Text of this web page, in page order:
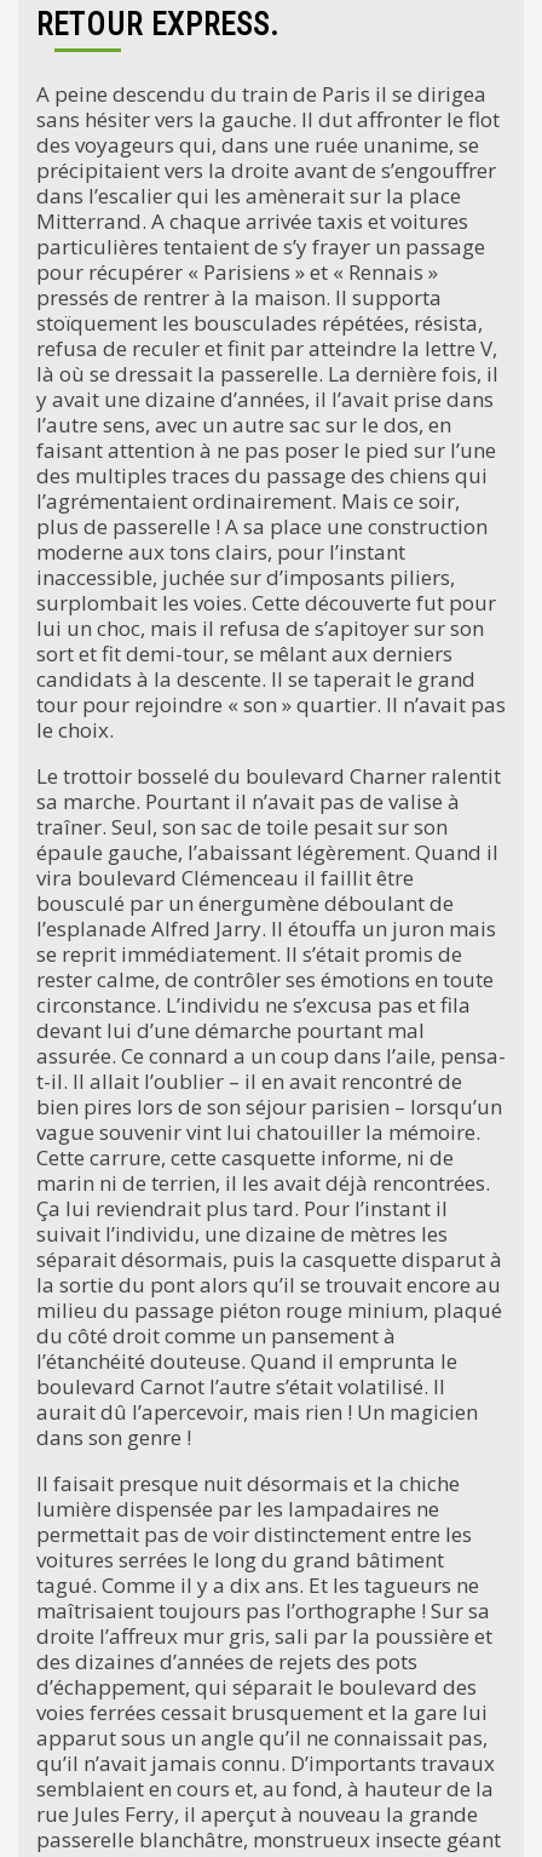
RETOUR EXPRESS.
A peine descendu du train de Paris il se dirigea
sans hésiter vers la gauche. Il dut affronter le flot
des voyageurs qui, dans une ruée unanime, se
précipitaient vers la droite avant de s’engouffrer
dans l’escalier qui les amènerait sur la place
Mitterrand. A chaque arrivée taxis et voitures
particulières tentaient de s’y frayer un passage
pour récupérer « Parisiens » et « Rennais »
pressés de rentrer à la maison. Il supporta
stoïquement les bousculades répétées, résista,
refusa de reculer et finit par atteindre la lettre V,
là où se dressait la passerelle. La dernière fois, il
y avait une dizaine d’années, il l’avait prise dans
l’autre sens, avec un autre sac sur le dos, en
faisant attention à ne pas poser le pied sur l’une
des multiples traces du passage des chiens qui
l’agrémentaient ordinairement. Mais ce soir,
plus de passerelle ! A sa place une construction
moderne aux tons clairs, pour l’instant
inaccessible, juchée sur d’imposants piliers,
surplombait les voies. Cette découverte fut pour
lui un choc, mais il refusa de s’apitoyer sur son
sort et fit demi-tour, se mêlant aux derniers
candidats à la descente. Il se taperait le grand
tour pour rejoindre « son » quartier. Il n’avait pas
le choix.
Le trottoir bosselé du boulevard Charner ralentit
sa marche. Pourtant il n’avait pas de valise à
traîner. Seul, son sac de toile pesait sur son
épaule gauche, l’abaissant légèrement. Quand il
vira boulevard Clémenceau il faillit être
bousculé par un énergumène déboulant de
l’esplanade Alfred Jarry. Il étouffa un juron mais
se reprit immédiatement. Il s’était promis de
rester calme, de contrôler ses émotions en toute
circonstance. L’individu ne s’excusa pas et fila
devant lui d’une démarche pourtant mal
assurée. Ce connard a un coup dans l’aile, pensa-
t-il. Il allait l’oublier – il en avait rencontré de
bien pires lors de son séjour parisien – lorsqu’un
vague souvenir vint lui chatouiller la mémoire.
Cette carrure, cette casquette informe, ni de
marin ni de terrien, il les avait déjà rencontrées.
Ça lui reviendrait plus tard. Pour l’instant il
suivait l’individu, une dizaine de mètres les
séparait désormais, puis la casquette disparut à
la sortie du pont alors qu’il se trouvait encore au
milieu du passage piéton rouge minium, plaqué
du côté droit comme un pansement à
l’étanchéité douteuse. Quand il emprunta le
boulevard Carnot l’autre s’était volatilisé. Il
aurait dû l’apercevoir, mais rien ! Un magicien
dans son genre !
Il faisait presque nuit désormais et la chiche
lumière dispensée par les lampadaires ne
permettait pas de voir distinctement entre les
voitures serrées le long du grand bâtiment
tagué. Comme il y a dix ans. Et les tagueurs ne
maîtrisaient toujours pas l’orthographe ! Sur sa
droite l’affreux mur gris, sali par la poussière et
des dizaines d’années de rejets des pots
d’échappement, qui séparait le boulevard des
voies ferrées cessait brusquement et la gare lui
apparut sous un angle qu’il ne connaissait pas,
qu’il n’avait jamais connu. D’importants travaux
semblaient en cours et, au fond, à hauteur de la
rue Jules Ferry, il aperçut à nouveau la grande
passerelle blanchâtre, monstrueux insecte géant